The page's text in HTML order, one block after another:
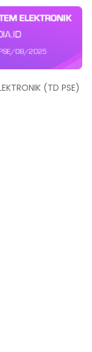
(TD PSE)